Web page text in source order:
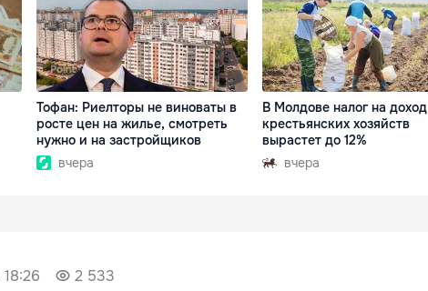
Тофан: Риелторы не виноваты в
росте цен на жилье, смотреть
нужно и на застройщиков
вчера
В Молдове налог на доход
крестьянских хозяйств
вырастет до 12%
вчера
2 533